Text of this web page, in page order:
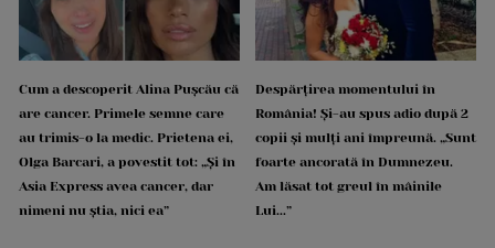
Cum a descoperit Alina Pușcău că
are cancer. Primele semne care
au trimis-o la medic. Prietena ei,
Olga Barcari, a povestit tot: „Și în
Asia Express avea cancer, dar
nimeni nu știa, nici ea”
Despărțirea momentului în
România! Și-au spus adio după 2
copii și mulți ani împreună. „Sunt
foarte ancorată în Dumnezeu.
Am lăsat tot greul în mâinile
Lui...”